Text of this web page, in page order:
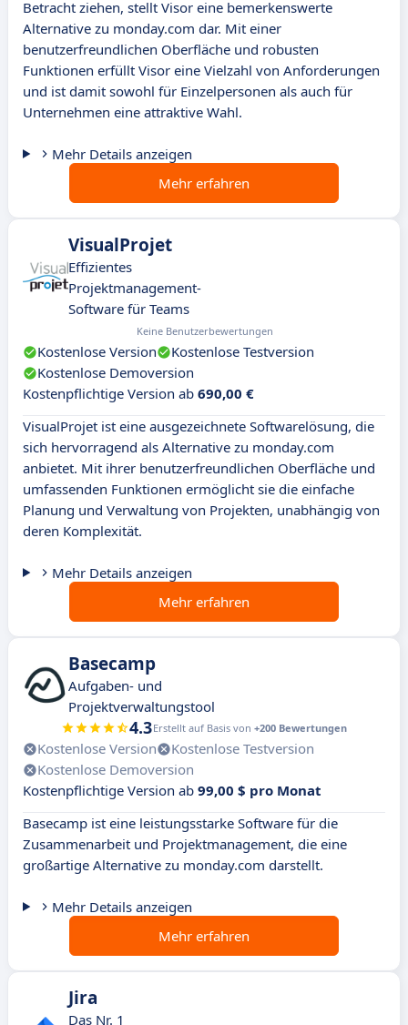
Betracht ziehen, stellt Visor eine bemerkenswerte
Alternative zu monday.com dar. Mit einer
benutzerfreundlichen Oberfläche und robusten
Funktionen erfüllt Visor eine Vielzahl von Anforderungen
und ist damit sowohl für Einzelpersonen als auch für
Unternehmen eine attraktive Wahl.
Mehr Details anzeigen
Mehr erfahren
VisualProjet
Effizientes
Projektmanagement-
Software für Teams
Keine Benutzerbewertungen
Kostenlose Version
Kostenlose Testversion
Kostenlose Demoversion
Kostenpflichtige Version ab 690,00 €
VisualProjet ist eine ausgezeichnete Softwarelösung, die
sich hervorragend als Alternative zu monday.com
anbietet. Mit ihrer benutzerfreundlichen Oberfläche und
umfassenden Funktionen ermöglicht sie die einfache
Planung und Verwaltung von Projekten, unabhängig von
deren Komplexität.
Mehr Details anzeigen
Mehr erfahren
Basecamp
Aufgaben- und
Projektverwaltungstool
4.3Erstellt auf Basis von +200 Bewertungen
Kostenlose Version
Kostenlose Testversion
Kostenlose Demoversion
Kostenpflichtige Version ab 99,00 $ pro Monat
Basecamp ist eine leistungsstarke Software für die
Zusammenarbeit und Projektmanagement, die eine
großartige Alternative zu monday.com darstellt.
Mehr Details anzeigen
Mehr erfahren
Jira
Das Nr. 1